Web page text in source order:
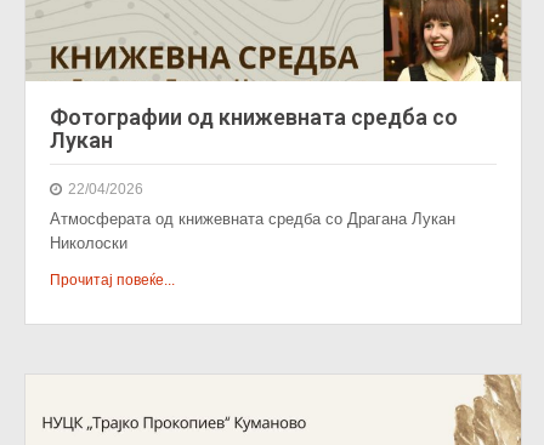
Фотографии од книжевната средба со
Лукан
22/04/2026
Атмосферата од книжевната средба со Драгана Лукан
Николоски
Прочитај повеќе...